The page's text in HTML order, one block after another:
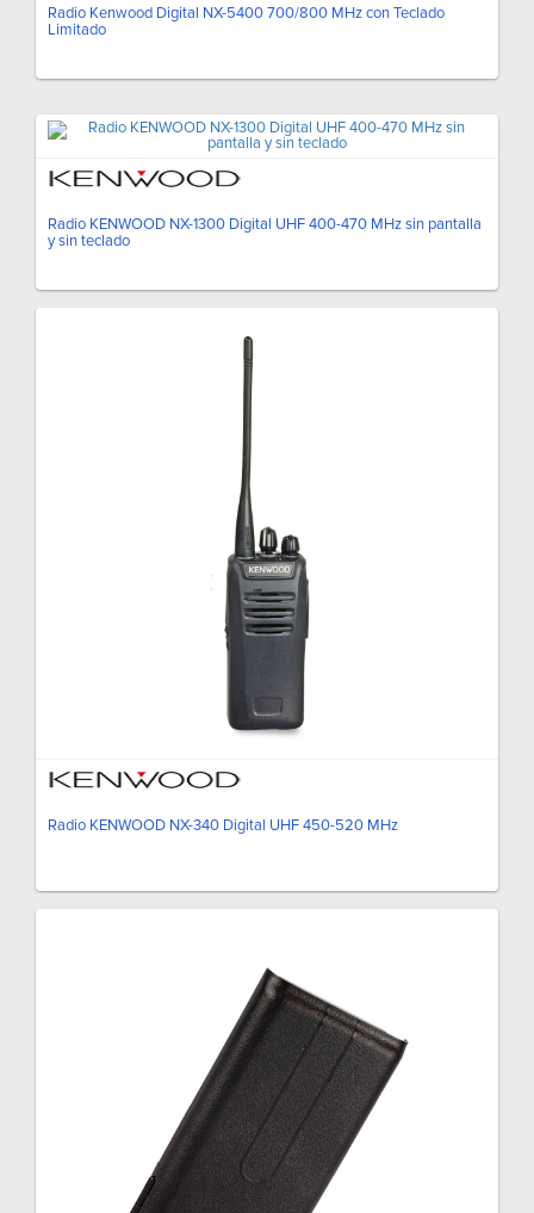
Radio Kenwood Digital NX-5400 700/800 MHz con Teclado
Limitado
Radio KENWOOD NX-1300 Digital UHF 400-470 MHz sin pantalla
y sin teclado
Radio KENWOOD NX-340 Digital UHF 450-520 MHz